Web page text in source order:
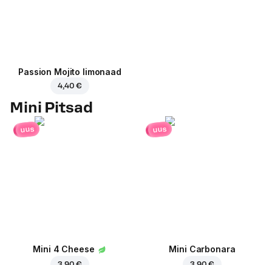
Passion Mojito limonaad
4,40 €
Mini Pitsad
uus
Mini 4 Cheese
uus
Mini Carbonara